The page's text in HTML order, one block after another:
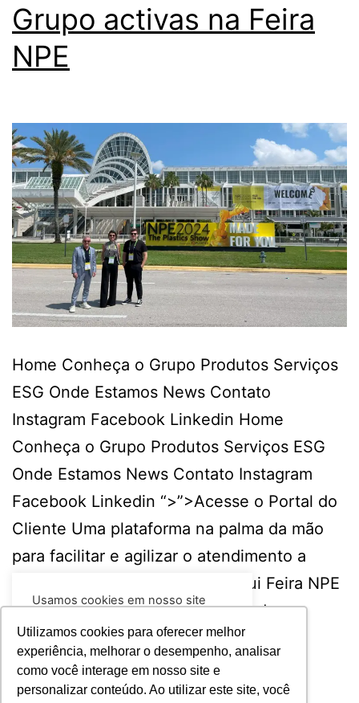
Utilizamos cookies para oferecer melhor
experiência, melhorar o desempenho, analisar
como você interage em nosso site e
personalizar conteúdo. Ao utilizar este site, você
Grupo activas na Feira
NPE
Home Conheça o Grupo Produtos Serviços
ESG Onde Estamos News Contato
Instagram Facebook Linkedin Home
Conheça o Grupo Produtos Serviços ESG
Onde Estamos News Contato Instagram
Facebook Linkedin “>”>Acesse o Portal do
Cliente Uma plataforma na palma da mão
para facilitar e agilizar o atendimento a
você, nosso cliente! Acesse aqui Feira NPE
2024 aconteceu…Continuar lendo
21 de maio de 2024publicado
Categorizado comoSem categoria
Usamos cookies em nosso site
relevante, lembrando suas
preferências e visitas repetidas. Ao
clicar em “Aceitar todos”, você
concorda com o uso de TODOS os
cookies.Leia mais